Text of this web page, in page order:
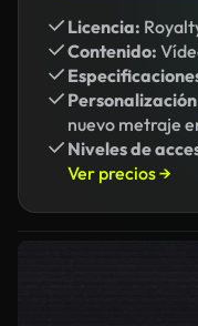
Licencia:
Contenido:
nuevo metraje
Niveles de
Ver precios →